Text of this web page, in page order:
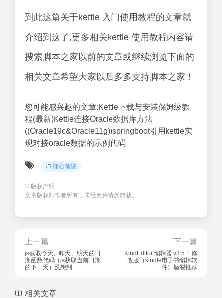
到此这篇关于kettle 入门使用教程的文章就
介绍到这了,更多相关kettle 使用教程内容请
搜索脚本之家以前的文章或继续浏览下面的
相关文章希望大家以后多多支持脚本之家！
您可能感兴趣的文章:Kettle下载与安装保姆级教
程(最新)Kettle连接Oracle数据库方法
((Oracle19c&Oracle11g))springboot引用kettle实
现对接oracle数据的示例代码
随心笔谈
© 版权声明
文章版权归作者所有，未经允许请勿转载。
上一篇
js获取今天、昨天、明天的日
期函数代码（js获取当前日期
的下一天）没想到
下一篇
KindEditor 编辑器 v3.5.1 修
改版（kindle电子书编辑软
件）墙裂推荐
相关文章